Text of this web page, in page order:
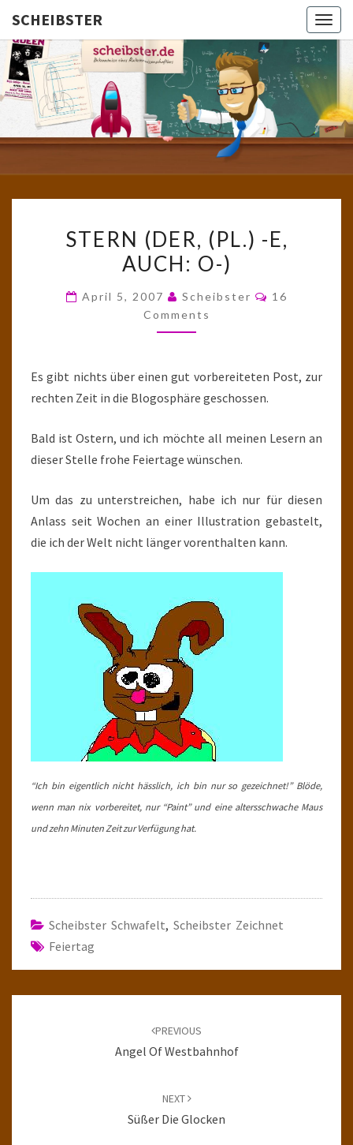
SCHEIBSTER
Gutbürgerliche
Reime Und
Mehr! In
Blogform.
School!
(DER,
(PL.)
E,
AUCH:
STERN (DER, (PL.) -E,
AUCH: O-)
April 5, 2007 Scheibster Comments
16
Comments
Es gibt nichts über einen gut vorbereiteten Post, zur
rechten Zeit in die Blogosphäre geschossen.
Bald ist Ostern, und ich möchte all meinen Lesern an
dieser Stelle frohe Feiertage wünschen.
Um das zu unterstreichen, habe ich nur für diesen
Anlass seit Wochen an einer Illustration gebastelt,
die ich der Welt nicht länger vorenthalten kann.
“Ich bin eigentlich nicht hässlich, ich bin nur so gezeichnet!” Blöde,
wenn man nix vorbereitet, nur “Paint” und eine altersschwache Maus
und zehn Minuten Zeit zur Verfügung hat.
Scheibster Schwafelt, Scheibster Zeichnet
Feiertag
PREVIOUS
Angel Of Westbahnhof
NEXT
Süßer Die Glocken